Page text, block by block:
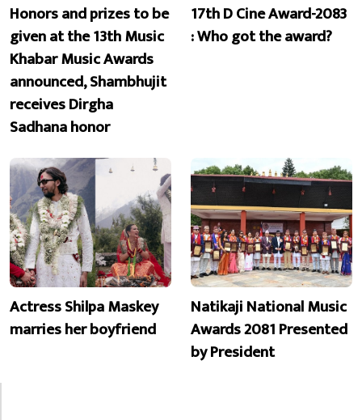
Honors and prizes to be
given at the 13th Music
Khabar Music Awards
announced, Shambhujit
receives Dirgha
Sadhana honor
17th D Cine Award-2083
: Who got the award?
Actress Shilpa Maskey
marries her boyfriend
Natikaji National Music
Awards 2081 Presented
by President